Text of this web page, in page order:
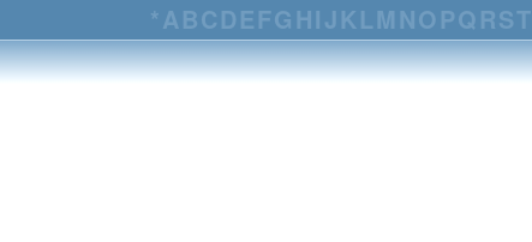
*ABCDEFG HIJ KLM NO PQRST